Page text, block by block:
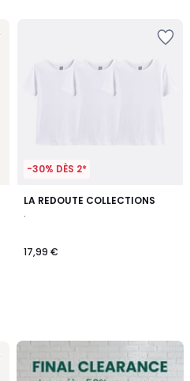
-30% DÈS 2*
LA REDOUTE COLLECTIONS
.
17,99 €
FINAL
CLEARANCE